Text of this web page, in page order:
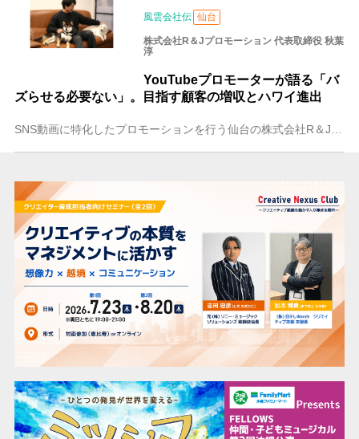
風雲会社伝 仙台
株式会社R＆Jプロモーション 代表取締役 秋葉
淳
YouTubeプロモーターが語る「バ
ズらせる必要ない」。目指す顧客の増収とハワイ進出